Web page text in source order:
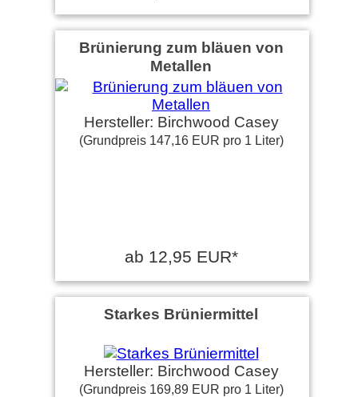
Brünierung zum bläuen von
Metallen
Hersteller: Birchwood Casey
(Grundpreis 147,16 EUR pro 1 Liter)
ab 12,95 EUR*
Starkes Brüniermittel
Hersteller: Birchwood Casey
(Grundpreis 169,89 EUR pro 1 Liter)